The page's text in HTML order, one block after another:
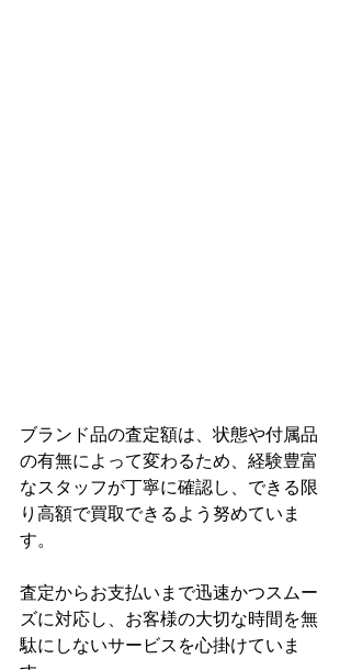
ブランド品の査定額は、状態や付属品
の有無によって変わるため、経験豊富
なスタッフが丁寧に確認し、できる限
り高額で買取できるよう努めていま
す。
査定からお支払いまで迅速かつスムー
ズに対応し、お客様の大切な時間を無
駄にしないサービスを心掛けていま